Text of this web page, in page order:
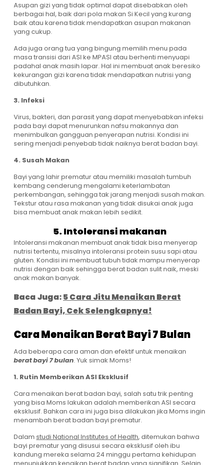
Asupan gizi yang tidak optimal dapat disebabkan oleh
berbagai hal, baik dari pola makan Si Kecil yang kurang
baik atau karena tidak mendapatkan asupan makanan
yang cukup.
Ada juga orang tua yang bingung memilih menu pada
masa transisi dari ASI ke MPASI atau berhenti menyuapi
padahal anak masih lapar. Hal ini membuat anak beresiko
kekurangan gizi karena tidak mendapatkan nutrisi yang
dibutuhkan.
3. Infeksi
Virus, bakteri, dan parasit yang dapat menyebabkan infeksi
pada bayi dapat menurunkan nafsu makannya dan
menimbulkan gangguan penyerapan nutrisi. Kondisi ini
sering menjadi penyebab tidak naiknya berat badan bayi.
4. Susah Makan
Bayi yang lahir prematur atau memiliki masalah tumbuh
kembang cenderung mengalami keterlambatan
perkembangan, sehingga tak jarang menjadi susah makan.
Tekstur atau rasa makanan yang tidak disukai anak juga
bisa membuat anak makan lebih sedikit.
5. Intoleransi makanan
Intoleransi makanan membuat anak tidak bisa menyerap
nutrisi tertentu, misalnya intoleransi protein susu sapi atau
gluten. Kondisi ini membuat tubuh tidak mampu menyerap
nutrisi dengan baik sehingga berat badan sulit naik, meski
anak makan banyak.
Baca Juga:5 Cara Jitu Menaikan Berat
Badan Bayi, Cek Selengkapnya!
Cara Menaikan Berat Bayi 7 Bulan
Ada beberapa cara aman dan efektif untuk menaikan
berat bayi 7 bulan. Yuk simak Moms!
1. Rutin Memberikan ASI Eksklusif
Cara menaikan berat badan bayi, salah satu trik penting
yang bisa Moms lakukan adalah memberikan ASI secara
eksklusif. Bahkan cara ini juga bisa dilakukan jika Moms ingin
menambah berat badan bayi prematur.
Dalam studi National Institutes of Health, ditemukan bahwa
bayi prematur yang disusui secara eksklusif oleh ibu
kandung mereka selama 24 minggu pertama kehidupan